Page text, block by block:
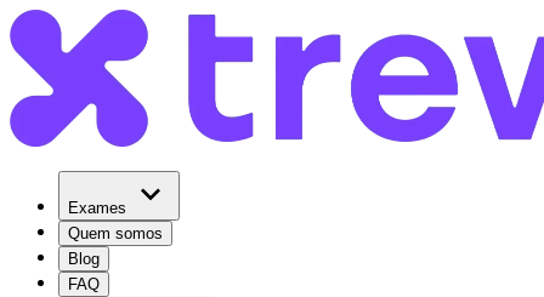
Exames
Quem somos
Blog
FAQ